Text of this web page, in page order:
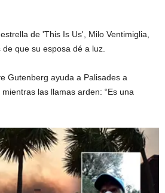
de 'This Is Us', Milo Ventimiglia,
que su esposa dé a luz.
Gutenberg ayuda a Palisades a
las llamas arden: “Es una